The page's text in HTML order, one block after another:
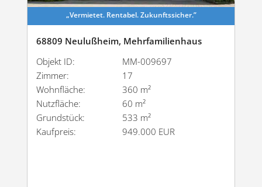
„Vermietet. Rentabel. Zukunftssicher.”
68809 Neulußheim, Mehrfamilienhaus
Objekt ID:
MM-009697
Zimmer:
17
Wohnfläche:
360 m²
Nutzfläche:
60 m²
Grundstück:
533 m²
Kaufpreis:
949.000 EUR